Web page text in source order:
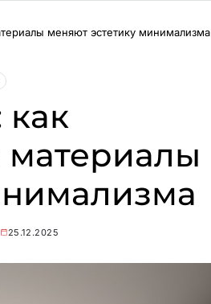
меняют эстетику минимализма
как
25.12.2025